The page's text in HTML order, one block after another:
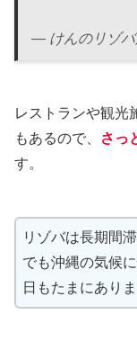
— けんのリゾバ
レストランや観光
もあるので、
さっ
す。
リゾバは長期間
でも沖縄の気候
日もたまにありま